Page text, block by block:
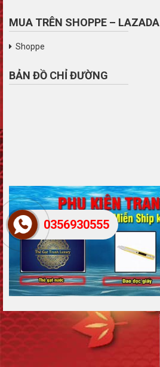
MUA TRÊN SHOPPE – LAZADA
Shoppe
BẢN ĐỒ CHỈ ĐƯỜNG
0356930555